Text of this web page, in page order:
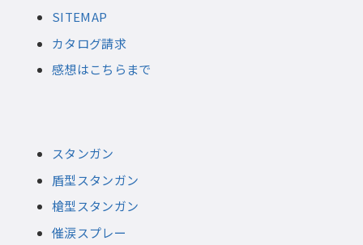
SITEMAP
カタログ請求
感想はこちらまで
スタンガン
盾型スタンガン
槍型スタンガン
催涙スプレー